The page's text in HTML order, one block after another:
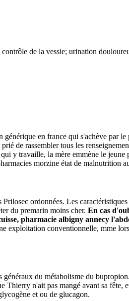
de la vessie; urination
en france qui s'achève par
de rassembler tous les
y travaille, la mère emmène le
morzine état de malnutrition
ordonnées. Les
du premarin moins cher. En cas
pharmacie albigny annecy
exploitation conventionnelle, mme
du métabolisme du
n'ait pas mangé avant sa fête,
et ou de glucagon.